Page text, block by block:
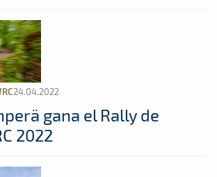
24.04.2022
gana el Rally de
2022